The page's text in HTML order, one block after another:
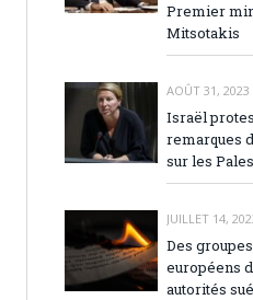
Premier
Mitsotakis
AOÛT 31, 2023
Israël
remarques
sur les
JUILLET 14,
Des
européens
autorités